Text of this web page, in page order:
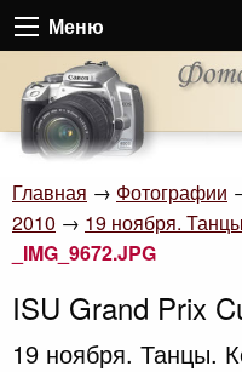
Меню
Главная → Фотографии
2010 → 19 ноября.
_IMG_9672.JPG
ISU Grand Prix
19 ноября. Танцы.